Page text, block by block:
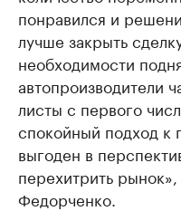
понравился и
лучше закрыть
необходимости
автопроизводители
листы с первого
спокойный подход к
выгоден в
перехитрить
Федорченко.